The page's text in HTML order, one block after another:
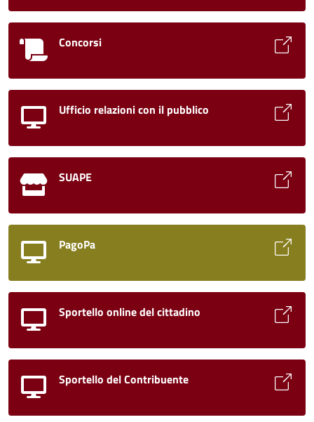
Concorsi
Ufficio relazioni con il pubblico
SUAPE
PagoPa
Sportello online del cittadino
Sportello del Contribuente